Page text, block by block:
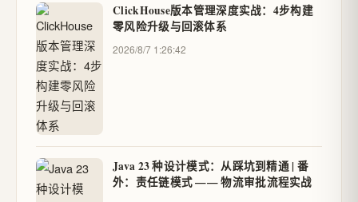
ClickHouse版本管理深度实战：4步构建
零风险升级与回滚体系
2026/8/7 1:26:42
Java 23 种设计模式：从踩坑到精通 | 番
外：责任链模式 —— 物流审批流程实战